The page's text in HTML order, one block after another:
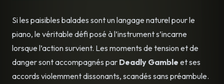
Si les paisibles balades sont un langage naturel pour le
piano, le véritable défi posé à l’instrument s’incarne
lorsque l’action survient. Les moments de tension et de
danger sont accompagnés par Deadly Gamble et ses
accords violemment dissonants, scandés sans préambule.